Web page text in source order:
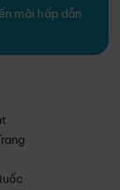
mãi hấp dẫn